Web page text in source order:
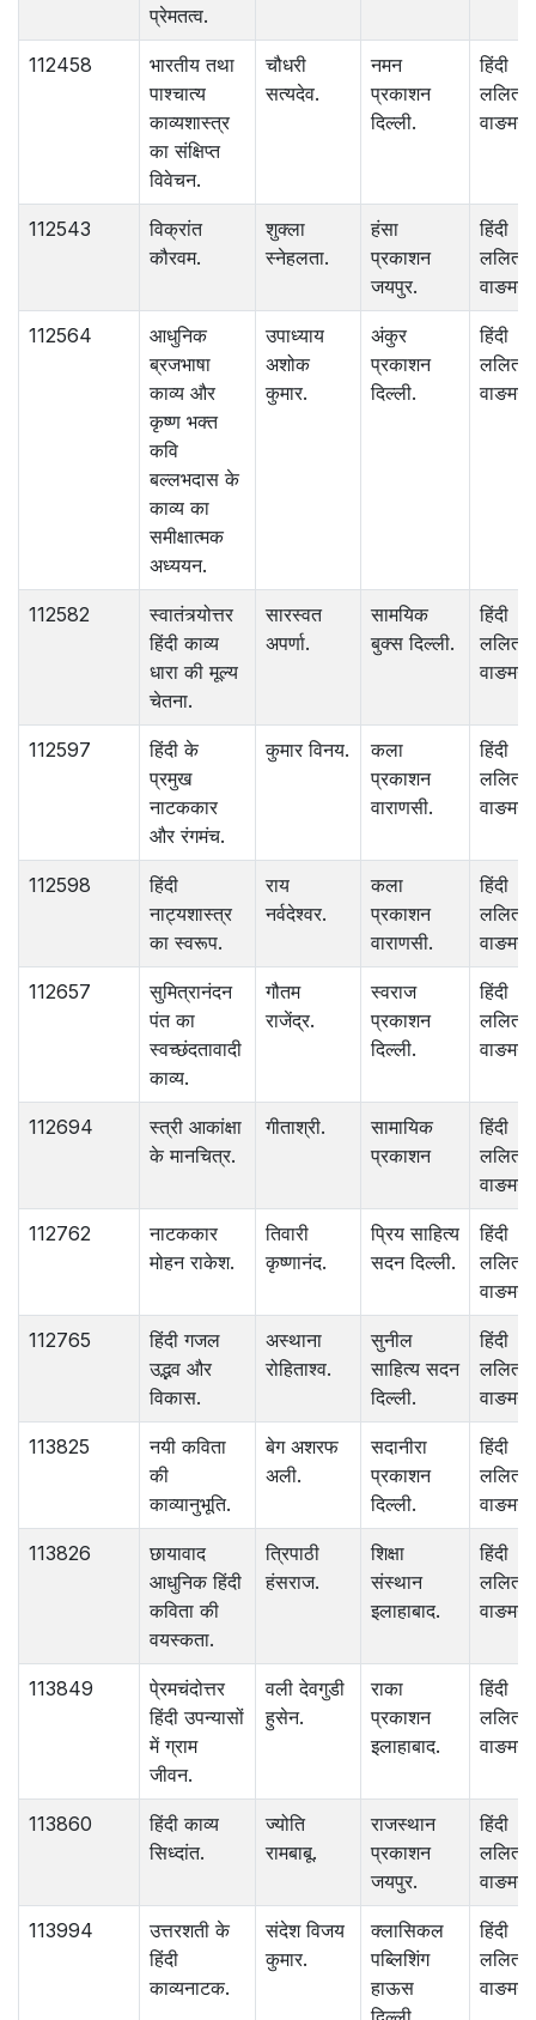
प्रेमतत्व.
112458
भारतीय तथा
पाश्‍चात्य
काव्यशास्त्र
का संक्षिप्त
विवेचन.
चौधरी
सत्यदेव.
नमन
प्रकाशन
दिल्ली.
हिंदी
ललित
वाङमय.
112543
विक्रांत
कौरवम.
शुक्ला
स्नेहलता.
हंसा
प्रकाशन
जयपुर.
हिंदी
ललित
वाङमय.
112564
आधुनिक
ब्रजभाषा
काव्य और
कृष्ण भक्त
कवि
बल्लभदास के
काव्य का
समीक्षात्मक
अध्ययन.
उपाध्याय
अशोक
कुमार.
अंकुर
प्रकाशन
दिल्ली.
हिंदी
ललित
वाङमय.
112582
स्वातंत्र्योत्तर
हिंदी काव्य
धारा की मूल्य
चेतना.
सारस्वत
अपर्णा.
सामयिक
बुक्स दिल्ली.
हिंदी
ललित
वाङमय.
112597
हिंदी के
प्रमुख
नाटककार
और रंगमंच.
कुमार विनय.
कला
प्रकाशन
वाराणसी.
हिंदी
ललित
वाङमय.
112598
हिंदी
नाट्यशास्त्र
का स्वरूप.
राय
नर्वदेश्‍वर.
कला
प्रकाशन
वाराणसी.
हिंदी
ललित
वाङमय.
112657
सुमित्रानंदन
पंत का
स्वच्छंदतावादी
काव्य.
गौतम
राजेंद्र.
स्वराज
प्रकाशन
दिल्ली.
हिंदी
ललित
वाङमय.
112694
स्त्री आकांक्षा
के मानचित्र.
गीताश्री.
सामायिक
प्रकाशन
हिंदी
ललित
वाङमय.
112762
नाटककार
मोहन राकेश.
तिवारी
कृष्णानंद.
प्रिय साहित्य
सदन दिल्ली.
हिंदी
ललित
वाङमय.
112765
हिंदी गजल
उद्भव और
विकास.
अस्थाना
रोहिताश्‍व.
सुनील
साहित्य सदन
दिल्ली.
हिंदी
ललित
वाङमय.
113825
नयी कविता
की
काव्यानुभूति.
बेग अशरफ
अली.
सदानीरा
प्रकाशन
दिल्ली.
हिंदी
ललित
वाङमय.
113826
छायावाद
आधुनिक हिंदी
कविता की
वयस्कता.
त्रिपाठी
हंसराज.
शिक्षा
संस्थान
इलाहाबाद.
हिंदी
ललित
वाङमय.
113849
पे्रमचंदोत्तर
हिंदी उपन्यासों
में ग्राम
जीवन.
वली देवगुडी
हुसेन.
राका
प्रकाशन
इलाहाबाद.
हिंदी
ललित
वाङमय.
113860
हिंदी काव्य
सिध्दांत.
ज्योति
रामबाबू.
राजस्थान
प्रकाशन
जयपुर.
हिंदी
ललित
वाङमय.
113994
उत्तरशती के
हिंदी
काव्यनाटक.
संदेश विजय
कुमार.
क्लासिकल
पब्लिशिंग
हाऊस
हिंदी
ललित
वाङमय.